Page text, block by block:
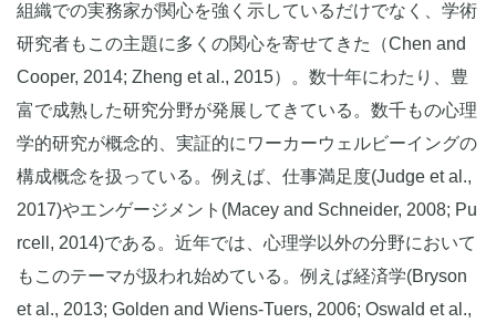
組織での実務家が関心を強く示しているだけでなく、学術
研究者もこの主題に多くの関心を寄せてきた（Chen and
Cooper, 2014; Zheng et al., 2015）。数十年にわたり、豊
富で成熟した研究分野が発展してきている。数千もの心理
学的研究が概念的、実証的にワーカーウェルビーイングの
構成概念を扱っている。例えば、仕事満足度(Judge et al.,
2017)やエンゲージメント(Macey and Schneider, 2008; Pu
rcell, 2014)である。近年では、心理学以外の分野において
もこのテーマが扱われ始めている。例えば経済学(Bryson
et al., 2013; Golden and Wiens-Tuers, 2006; Oswald et al.,